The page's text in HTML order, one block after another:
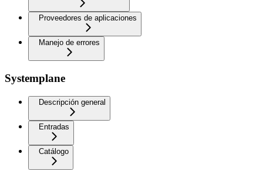
Proveedores de aplicaciones
Manejo de errores
Systemplane
Descripción general
Entradas
Catálogo